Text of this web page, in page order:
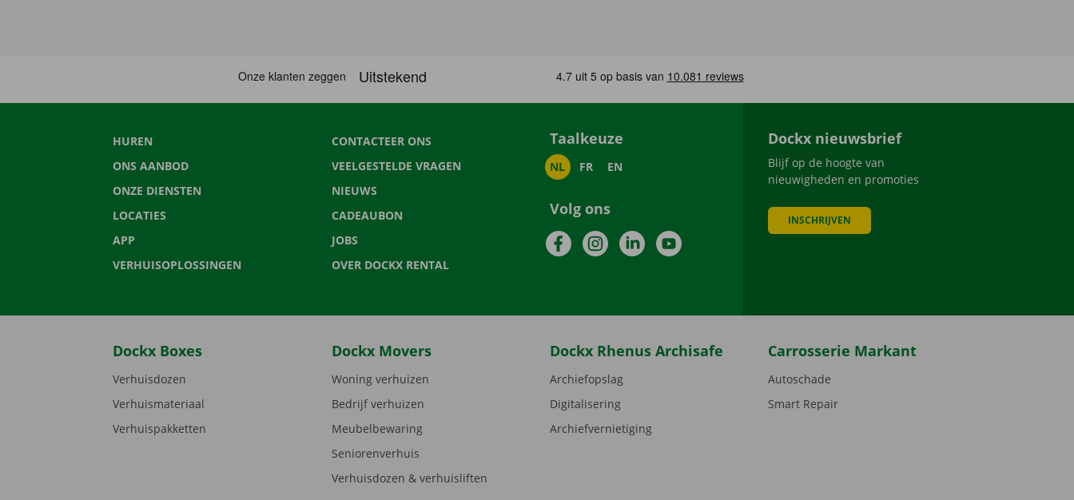
HUREN
ONS AANBOD
ONZE DIENSTEN
LOCATIES
APP
VERHUISOPLOSSINGEN
CONTACTEER ONS
VEELGESTELDE VRAGEN
NIEUWS
CADEAUBON
JOBS
OVER DOCKX RENTAL
Taalkeuze
NL FR EN
Volg ons
FacebookInstagramLinkedInYouTube
Dockx nieuwsbrief
Blijf op de hoogte van
nieuwigheden en promoties
INSCHRIJVEN
Dockx Boxes
Verhuisdozen
Verhuismateriaal
Verhuispakketten
Dockx Movers
Woning verhuizen
Bedrijf verhuizen
Meubelbewaring
Seniorenverhuis
Verhuisdozen & verhuisliften
Dockx Rhenus Archisafe
Archiefopslag
Digitalisering
Archiefvernietiging
Carrosserie Markant
Autoschade
Smart Repair